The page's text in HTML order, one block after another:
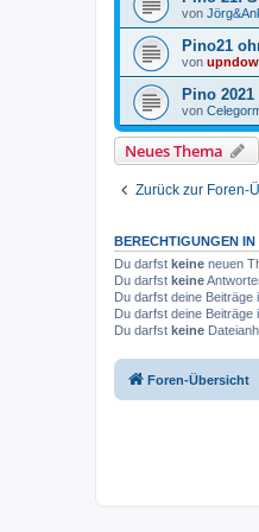
von
Pino21
von
Pino
von
Neues Thema
Zurück zur Foren-
BERECHTIGUNGEN IN
Du darfst keine neuen
Du darfst keine
Du darfst deine Beiträge
Du darfst deine Beiträge
Du darfst keine
Foren-Übersicht